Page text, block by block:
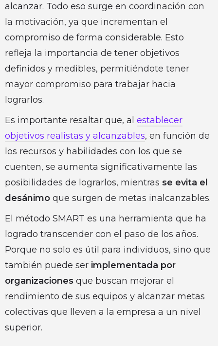
alcanzar. Todo eso surge en coordinación con
la motivación, ya que incrementan el
compromiso de forma considerable. Esto
refleja la importancia de tener objetivos
definidos y medibles, permitiéndote tener
mayor compromiso para trabajar hacia
lograrlos.
Es importante resaltar que, al establecer
objetivos realistas y alcanzables, en función de
los recursos y habilidades con los que se
cuenten, se aumenta significativamente las
posibilidades de lograrlos, mientras se evita el
desánimo que surgen de metas inalcanzables.
El método SMART es una herramienta que ha
logrado transcender con el paso de los años.
Porque no solo es útil para individuos, sino que
también puede ser implementada por
organizaciones que buscan mejorar el
rendimiento de sus equipos y alcanzar metas
colectivas que lleven a la empresa a un nivel
superior.